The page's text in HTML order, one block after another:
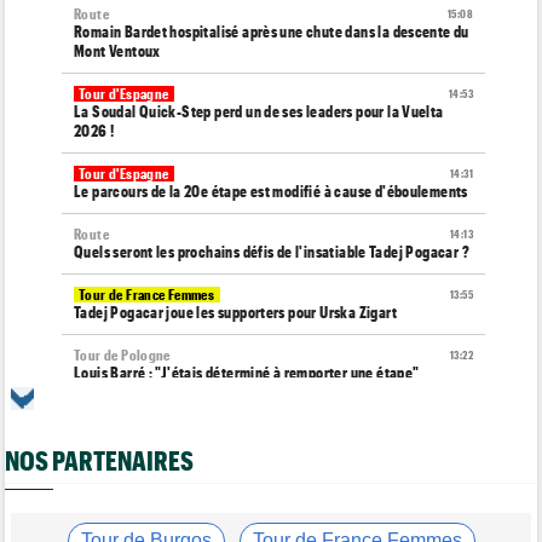
15:08
Route
Romain Bardet hospitalisé après une chute dans la descente du
Mont Ventoux
14:53
Tour d'Espagne
La Soudal Quick-Step perd un de ses leaders pour la Vuelta
2026 !
14:31
Tour d'Espagne
Le parcours de la 20e étape est modifié à cause d'éboulements
14:13
Route
Quels seront les prochains défis de l'insatiable Tadej Pogacar ?
13:55
Tour de France Femmes
Tadej Pogacar joue les supporters pour Urska Zigart
13:22
Tour de Pologne
Louis Barré : "J'étais déterminé à remporter une étape"
Tour de France Femmes
12:54
Tour de France Femmes
NOS PARTENAIRES